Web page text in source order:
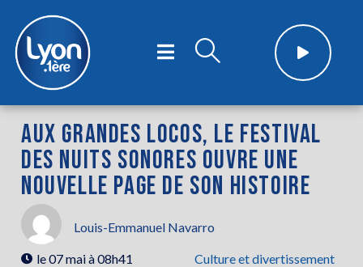
AUX GRANDES LOCOS, LE FESTIVAL
DES NUITS SONORES OUVRE UNE
NOUVELLE PAGE DE SON HISTOIRE
Louis-Emmanuel Navarro
le07 mai à 08h41 Culture et divertissement